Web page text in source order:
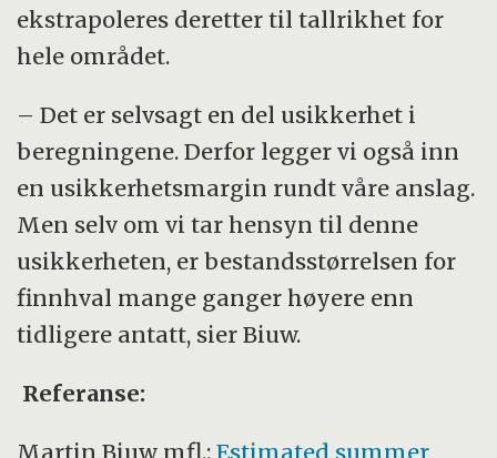
ekstrapoleres deretter til tallrikhet for
hele området.
– Det er selvsagt en del usikkerhet i
beregningene. Derfor legger vi også inn
en usikkerhetsmargin rundt våre anslag.
Men selv om vi tar hensyn til denne
usikkerheten, er bestandsstørrelsen for
finnhval mange ganger høyere enn
tidligere antatt, sier Biuw.
Referanse:
Martin Biuw mfl.:Estimated summer